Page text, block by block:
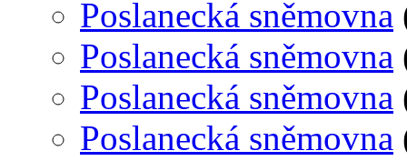
Poslanecká sněmovna
Poslanecká sněmovna
Poslanecká sněmovna
Poslanecká sněmovna